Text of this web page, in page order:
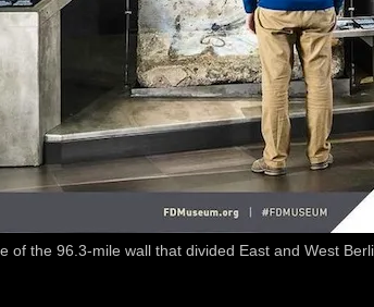
of the 96.3-mile wall that divided East and West